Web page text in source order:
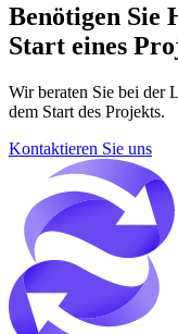
Benötigen Sie
Start eines
Wir beraten Sie bei der
dem Start des Projekts.
Kontaktieren Sie uns